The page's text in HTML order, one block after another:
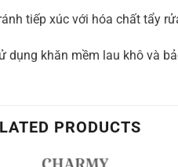
tiếp xúc với hóa chất tẩy
dụng khăn mềm lau khô và
PRODUCTS